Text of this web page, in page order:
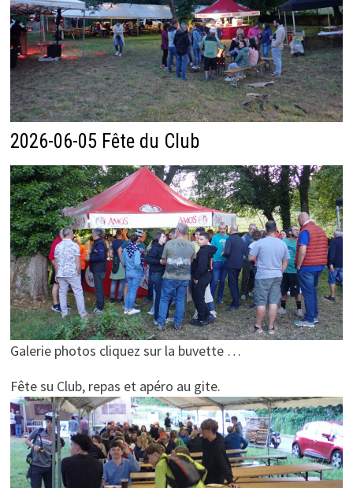
2026-06-05 Fête du Club
Galerie photos cliquez sur la buvette …
Fête su Club, repas et apéro au gite.